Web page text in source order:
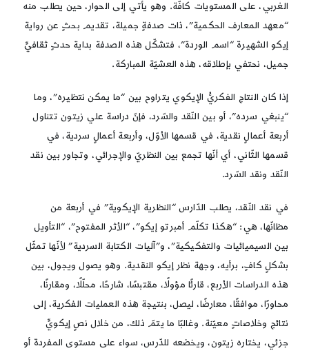
الغربي، على المستويات كافّة. وهو يأتي إلى الحوار، حين يطلب منه
“معهد المعارف الحكمية”، ذات صدفةٍ جميلة، تقديم بحثٍ عن رواية
إيكو الشهيرة “اسم الوردة”، فتشكّل هذه الصدفة بداية حدثٍ ثقافيٍّ
جميل، نحتفي بإطلاقه، هذه العشيّة المباركة.
إذا كان النتاج الفكريُّ الإيكوي يتراوح بين “ما يمكن نتظيره”، وما
“ينبغي سرده”، أو بين النّقد والسّرد، فإنّ دراسة علي زيتون تتناول
أربعة أعمالٍ نقدية، في قسمها الأوّل، وأربعة أعمالٍ سردية، في
قسمها الثّاني، أي أنّها تجمع بين النظريّ والإجرائي، وتجاور بين نقد
النّقد ونقد السّرد.
في نقد النّقد، يطلب الدّارس “النظرية الإيكوية” في أربعة من
مظانّها، هي: “هكذا تكلّم أمبرتو إيكو”، “الأثر المفتوح”، “التأويل
بين السيميائيات والتفكيكية”، و”آليات الكتابة السردية” لأنّها تمثّل
بشكلٍ كافٍ، برأيه، وجهة نظر إيكو النقدية. وهو يصول ويجول، بين
هذه الدراسات الأربع، قارئًا مؤولًا، مقتبسًا، شارحًا، محلّلًا، ومقارنًا،
محاورًا، موافقًا، معارضًا، ليصل، بنتيجة هذه العمليات الفكرية، إلى
نتائج وخلاصاتٍ معيّنة. وغالبًا ما يتمّ ذلك، من خلال نصٍ إيكويٍّ
جزئي، يختاره زيتون، ويخضعه للدّرس، سواء على مستوى المفردة أو